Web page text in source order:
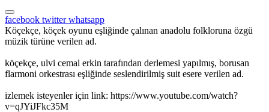
facebook twitterwhatsapp
Köçekçe, köçek oyunu eşliğinde çalınan anadolu folkloruna özgü
müzik türüne verilen ad.
köçekçe, ulvi cemal erkin tarafından derlemesi yapılmış, borusan
flarmoni orkestrası eşliğinde seslendirilmiş suit esere verilen ad.
izlemek isteyenler için link: https://www.youtube.com/watch?
v=qJYiJFkc35M